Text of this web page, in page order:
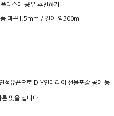
추천하기
마끈1.5mm / 길이 약300m
섬유끈으로 DIY인테리어 선물포장 공예 등
맛을 냅니다.